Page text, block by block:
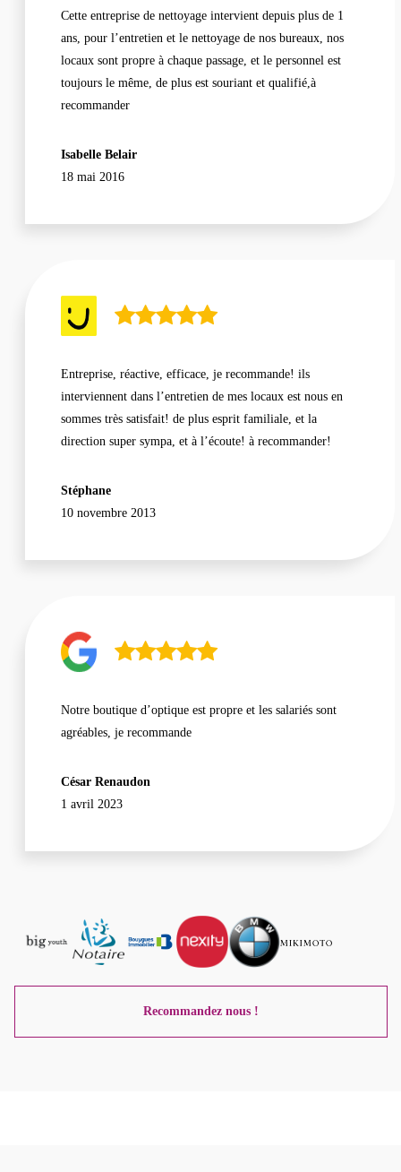
Cette entreprise de nettoyage intervient depuis plus de 1
ans, pour l’entretien et le nettoyage de nos bureaux, nos
locaux sont propre à chaque passage, et le personnel est
toujours le même, de plus est souriant et qualifié,à
recommander
Isabelle Belair
18 mai 2016
Entreprise, réactive, efficace, je recommande! ils
interviennent dans l’entretien de mes locaux est nous en
sommes très satisfait! de plus esprit familiale, et la
direction super sympa, et à l’écoute! à recommander!
Stéphane
10 novembre 2013
Notre boutique d’optique est propre et les salariés sont
agréables, je recommande
César Renaudon
1 avril 2023
Recommandez nous !